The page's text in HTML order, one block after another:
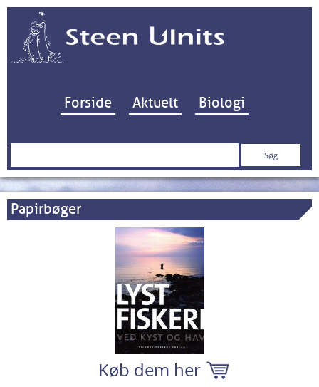
Hop til indhold
Forside Aktuelt Biologi
Søg
Papirbøger
Køb dem her